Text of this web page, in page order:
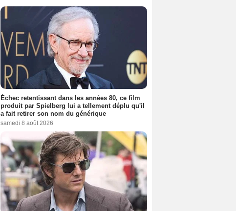
Échec retentissant dans les années 80, ce film
produit par Spielberg lui a tellement déplu qu'il
a fait retirer son nom du générique
samedi 8 août 2026